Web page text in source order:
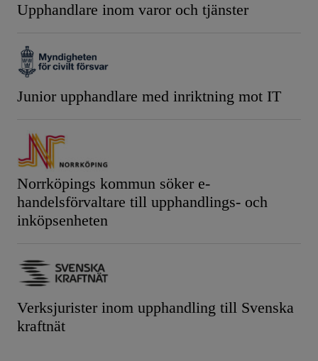
Upphandlare inom varor och tjänster
Junior upphandlare med inriktning mot IT
Norrköpings kommun söker e-
handelsförvaltare till upphandlings- och
inköpsenheten
Verksjurister inom upphandling till Svenska
kraftnät